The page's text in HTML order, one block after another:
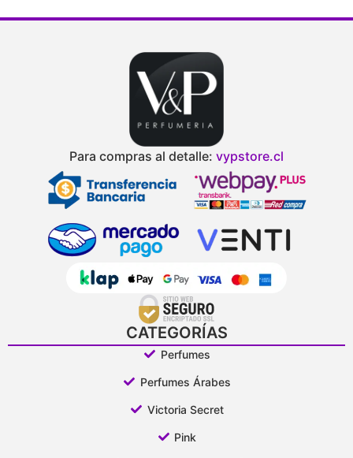
Para compras al detalle: vypstore.cl
CATEGORÍAS
Perfumes
Perfumes Árabes
Victoria Secret
Pink